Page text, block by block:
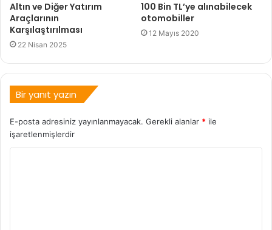
Altın ve Diğer Yatırım
Araçlarının
Karşılaştırılması
22 Nisan 2025
100 Bin TL’ye alınabilecek
otomobiller
12 Mayıs 2020
Bir yanıt yazın
E-posta adresiniz yayınlanmayacak. Gerekli alanlar * ile
işaretlenmişlerdir